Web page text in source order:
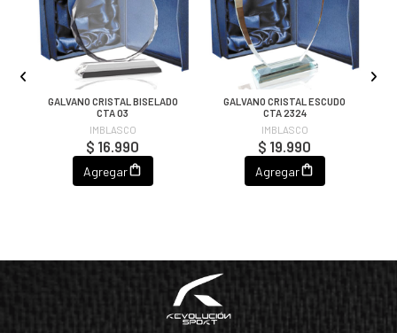
GALVANO CRISTAL BISELADO
CTA 03
IMBLASCO
$ 16.990
Agregar
GALVANO CRISTAL ESCUDO
CTA 2324
IMBLASCO
$ 19.990
Agregar